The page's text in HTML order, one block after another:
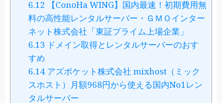
6.12 【ConoHa WING】国内最速！初期費用無
料の高性能レンタルサーバー・ＧＭＯインター
ネット株式会社「東証プライム上場企業」
6.13 ドメイン取得とレンタルサーバーのおす
すめ
6.14アズポケット株式会社 mixhost（ミック
スホスト）月額968円から使える国内No1レン
タルサーバー